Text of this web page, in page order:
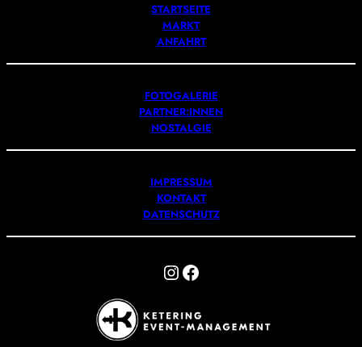
STARTSEITE
MARKT
ANFAHRT
FOTOGALERIE
PARTNER:INNEN
NOSTALGIE
IMPRESSUM
KONTAKT
DATENSCHUTZ
Instagram Facebook